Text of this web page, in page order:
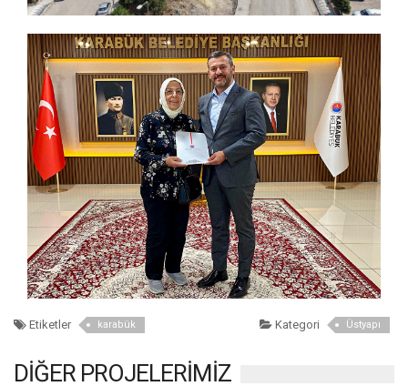
Etiketler karabük Kategori Üstyapı
DİĞER PROJELERİMİZ